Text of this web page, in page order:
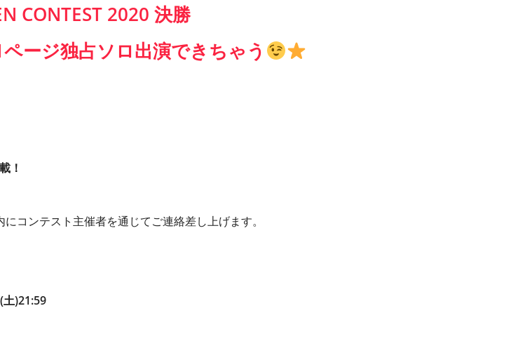
CONTEST 2020 決勝
ージ独占ソロ出演できちゃう
！
コンテスト主催者を通じてご連絡差し上げます。
)21:59